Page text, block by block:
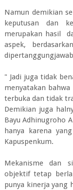
Namun demikian
keputusan dan
merupakan hasil
aspek,
" Jadi juga tidak
menyatakan
terbuka dan tidak
Demikian juga
Bayu Adhinugroho
hanya karena
Kapuspenkum.
Mekanisme dan
objektif tetap
punya kinerja yang